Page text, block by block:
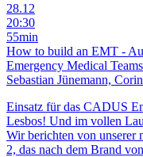
28.12
20:30
55min
How to build an EMT -
Emergency Medical Teams
Sebastian Jünemann,
Einsatz für das CADUS
Lesbos! Und im vollen
Wir berichten von unserer
2, das nach dem Brand